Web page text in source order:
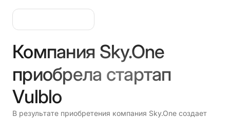
Авторизоваться
Компания Sky.One
приобрела стартап
Vulblo
В результате приобретения компания Sky.One создает